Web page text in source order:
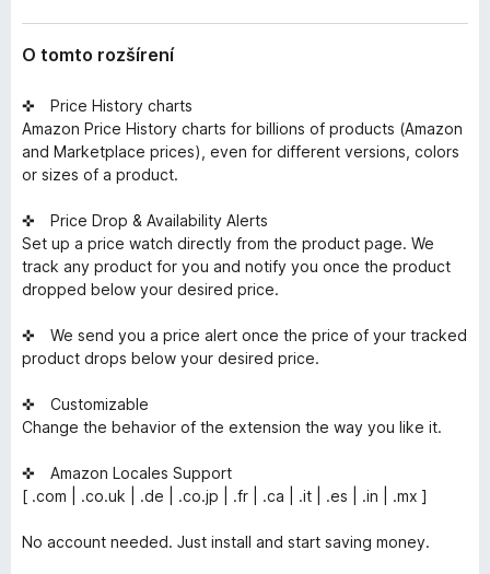
O tomto rozšírení
✜ Price History charts
Amazon Price History charts for billions of products (Amazon
and Marketplace prices), even for different versions, colors
or sizes of a product.
✜ Price Drop & Availability Alerts
Set up a price watch directly from the product page. We
track any product for you and notify you once the product
dropped below your desired price.
✜ We send you a price alert once the price of your tracked
product drops below your desired price.
✜ Customizable
Change the behavior of the extension the way you like it.
✜ Amazon Locales Support
[ .com | .co.uk | .de | .co.jp | .fr | .ca | .it | .es | .in | .mx ]
No account needed. Just install and start saving money.